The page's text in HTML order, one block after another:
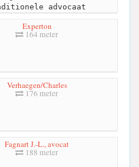
advocaat
Experton
164 meter
Verhaegen/Charles
176 meter
Fagnart J.-L., avocat
188 meter